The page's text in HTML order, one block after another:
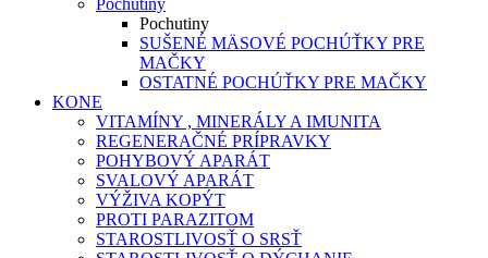
Pochutiny
SUŠENÉ MÄSOVÉ POCHÚŤKY PRE
MAČKY
OSTATNÉ POCHÚŤKY PRE MAČKY
KONE
VITAMÍNY , MINERÁLY A IMUNITA
REGENERAČNÉ PRÍPRAVKY
POHYBOVÝ APARÁT
SVALOVÝ APARÁT
VÝŽIVA KOPÝT
PROTI PARAZITOM
STAROSTLIVOSŤ O SRSŤ